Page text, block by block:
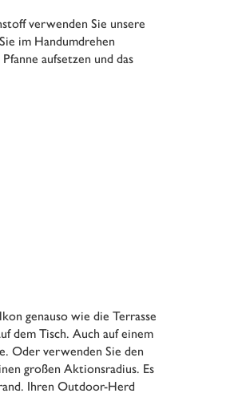
verwenden Sie unsere
im Handumdrehen
aufsetzen und das
genauso wie die Terrasse
dem Tisch. Auch auf einem
Oder verwenden Sie den
großen Aktionsradius. Es
Ihren Outdoor-Herd